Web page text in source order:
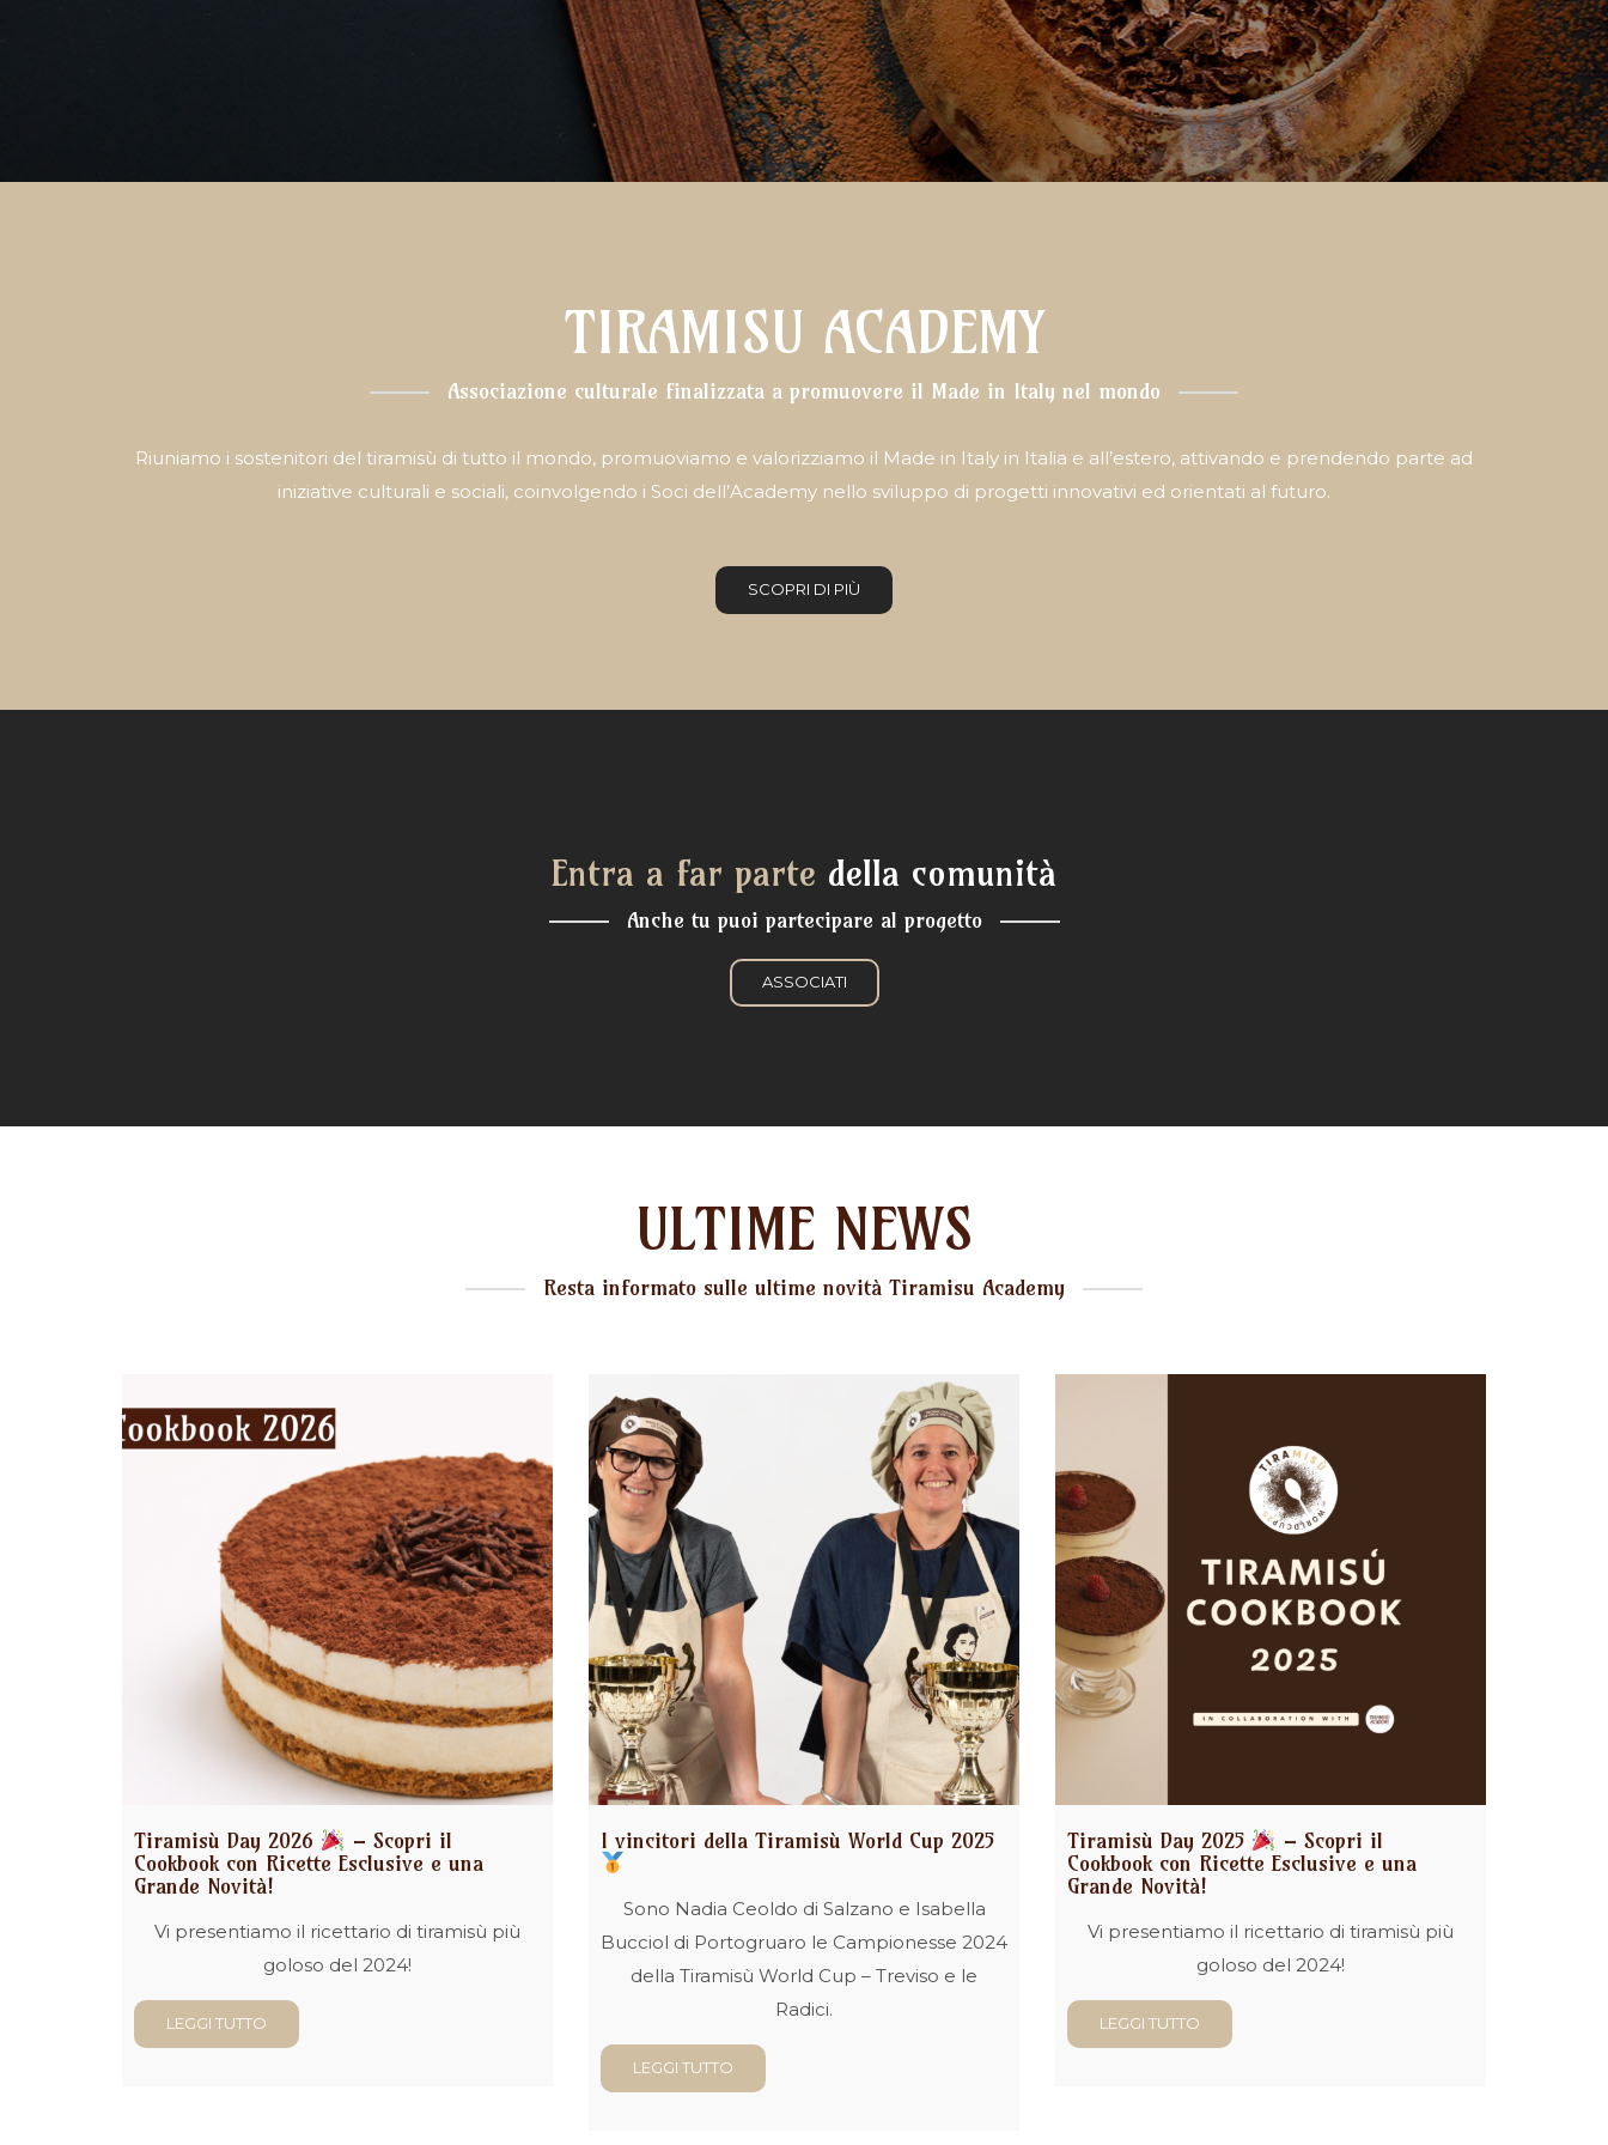
TIRAMISU ACADEMY
Associazione culturale finalizzata a promuovere il Made in Italy nel mondo
Riuniamo i sostenitori del tiramisù di tutto il mondo, promuoviamo e valorizziamo il Made in Italy in Italia e all’estero, attivando e prendendo parte ad
iniziative culturali e sociali, coinvolgendo i Soci dell’Academy nello sviluppo di progetti innovativi ed orientati al futuro.
SCOPRI DI PIÙ
Entra a far parte della comunità
Anche tu puoi partecipare al progetto
ASSOCIATI
ULTIME NEWS
Resta informato sulle ultime novità Tiramisu Academy
Tiramisù Day 2026
– Scopri il
Cookbook con Ricette Esclusive e una
Grande Novità!
Vi presentiamo il ricettario di tiramisù più
goloso del 2024!
LEGGI TUTTO
I vincitori della Tiramisù World Cup 2025
Sono Nadia Ceoldo di Salzano e Isabella
Bucciol di Portogruaro le Campionesse 2024
della Tiramisù World Cup – Treviso e le
Radici.
LEGGI TUTTO
Tiramisù Day 2025
– Scopri il
Cookbook con Ricette Esclusive e una
Grande Novità!
Vi presentiamo il ricettario di tiramisù più
goloso del 2024!
LEGGI TUTTO